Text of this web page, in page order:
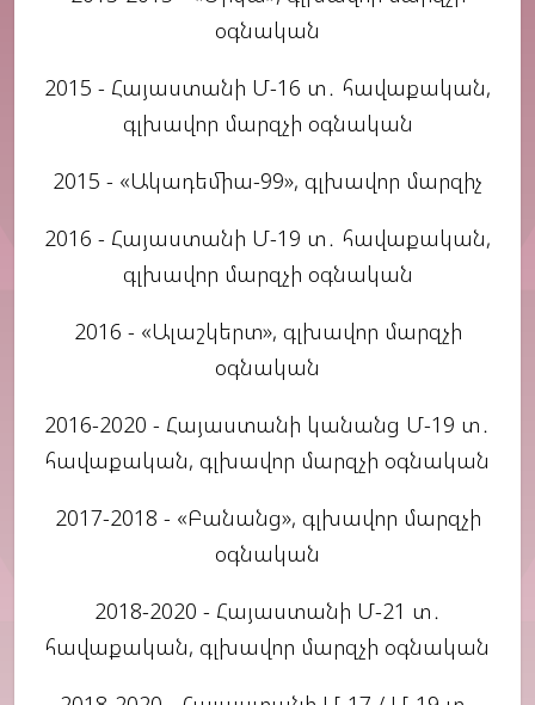
օգնական
2015 - Հայաստանի Մ-16 տ․ հավաքական,
գլխավոր մարզչի օգնական
2015 - «Ակադեմիա-99», գլխավոր մարզիչ
2016 - Հայաստանի Մ-19 տ․ հավաքական,
գլխավոր մարզչի օգնական
2016 - «Ալաշկերտ», գլխավոր մարզչի
օգնական
2016-2020 - Հայաստանի կանանց Մ-19 տ․
հավաքական, գլխավոր մարզչի օգնական
2017-2018 - «Բանանց», գլխավոր մարզչի
օգնական
2018-2020 - Հայաստանի Մ-21 տ․
հավաքական, գլխավոր մարզչի օգնական